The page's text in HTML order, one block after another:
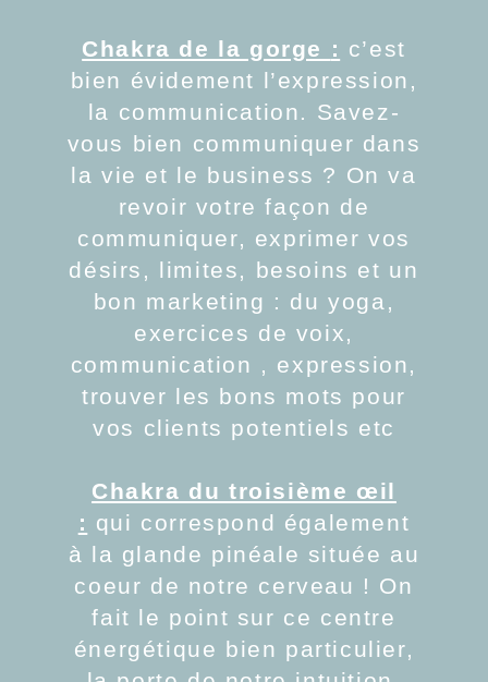
Chakra de la gorge : c’est
bien évidement l’expression,
la communication. Savez-
vous bien communiquer dans
la vie et le business ? On va
revoir votre façon de
communiquer, exprimer vos
désirs, limites, besoins et un
bon marketing : du yoga,
exercices de voix,
communication , expression,
trouver les bons mots pour
vos clients potentiels etc
Chakra du troisième œil
: qui correspond également
à la glande pinéale située au
coeur de notre cerveau ! On
fait le point sur ce centre
énergétique bien particulier,